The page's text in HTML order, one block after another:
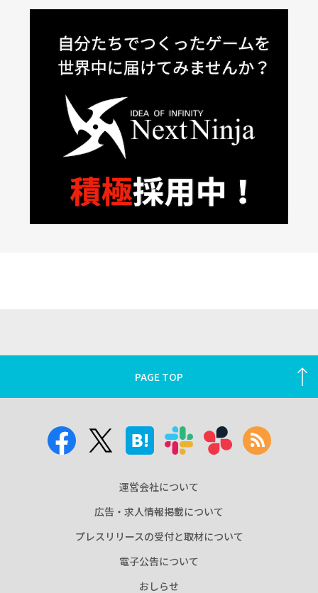
PAGE TOP
運営会社について
広告・求人情報掲載について
プレスリリースの受付と取材について
電子公告について
おしらせ